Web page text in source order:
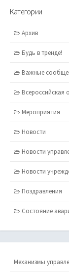
Категории
Архив
Будь в тренде!
Важные
Всероссийская
Мероприятия
Новости
Новости
Новости
Поздравления
Состояние
Механизмы